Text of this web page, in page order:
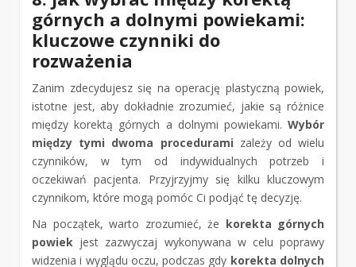
górnych a dolnymi powiekami:
kluczowe czynniki do
rozważenia
Zanim zdecydujesz się na operację plastyczną powiek,
istotne jest, aby dokładnie zrozumieć, jakie są różnice
między korektą górnych a dolnymi powiekami. Wybór
między tymi dwoma procedurami zależy od wielu
czynników, w tym od indywidualnych potrzeb i
oczekiwań pacjenta. Przyjrzyjmy się kilku kluczowym
czynnikom, które mogą pomóc Ci podjąć tę decyzję.
Na początek, warto zrozumieć, że korekta górnych
powiek jest zazwyczaj wykonywana w celu poprawy
widzenia i wyglądu oczu, podczas gdy korekta dolnych